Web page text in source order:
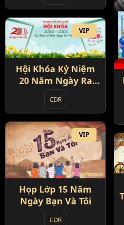
VIP
Hội Khóa Kỷ Niệm
20 Năm Ngày Ra
Trường
CDR
VIP
Họp Lớp 15 Năm
Ngày Bạn Và Tôi
CDR